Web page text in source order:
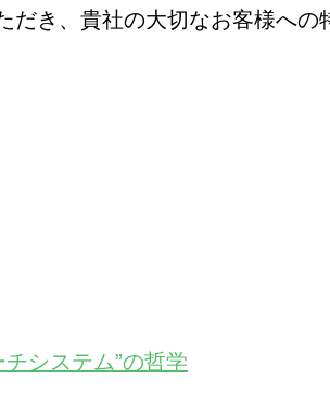
だき、貴社の大切なお客様へ
システム”の哲学